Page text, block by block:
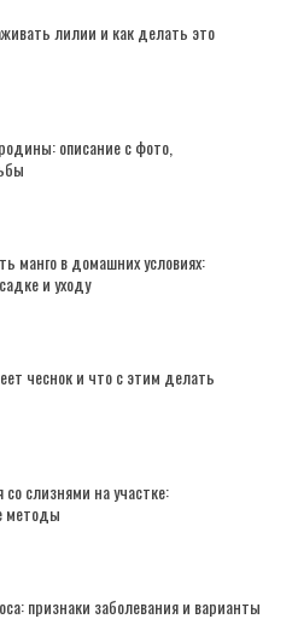
лилии и как делать это
описание с фото,
манго в домашних условиях:
и уходу
чеснок и что с этим делать
со слизнями на участке:
методы
признаки заболевания и варианты